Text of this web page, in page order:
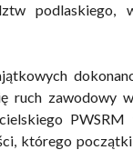
podlaskiego,
zawodowy
którego